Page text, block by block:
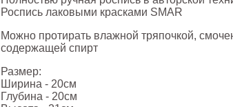
Роспись лаковыми красками SMAR
Можно протирать влажной тряпочкой,
содержащей спирт
Размер:
Ширина - 20см
Глубина - 20см